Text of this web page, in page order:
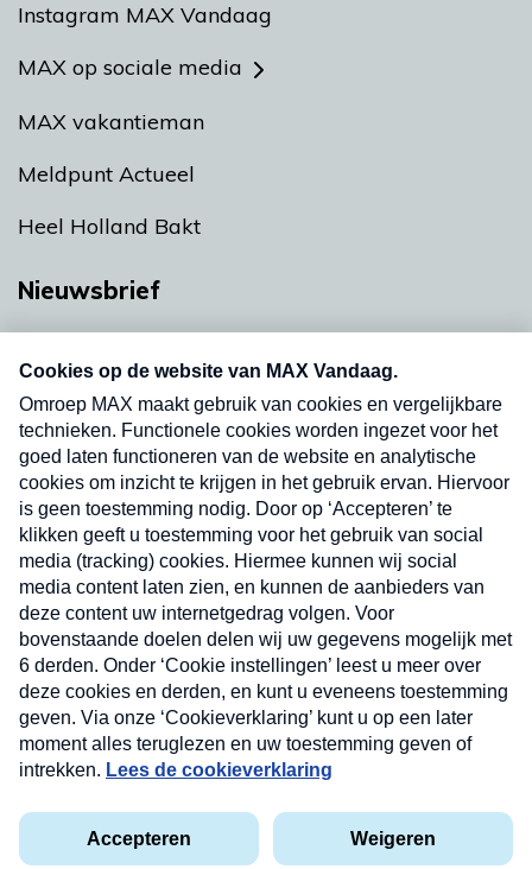
Instagram MAX Vandaag
MAX op sociale media
MAX vakantieman
Meldpunt Actueel
Heel Holland Bakt
Nieuwsbrief
Neem hier een gratis abonnement op onze
nieuwsbrief. Elke vrijdag- en dinsdagochtend in
uw mailbox.
Verzend
Privacyverklaring
Cookieverklaring
Kwetsbaarheid melden
Nieuwsbrief
Neem hier een gratis abonnement op onze
nieuwsbrief. Elke vrijdag- en dinsdagochtend in uw